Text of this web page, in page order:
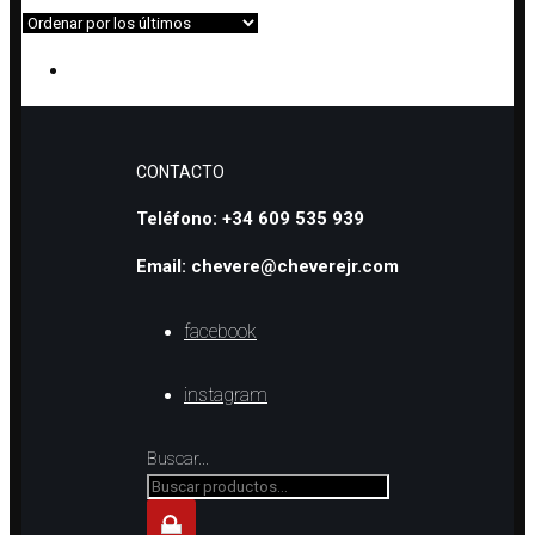
CONTACTO
Teléfono: +34 609 535 939
Email: chevere@cheverejr.com
facebook
instagram
Buscar...